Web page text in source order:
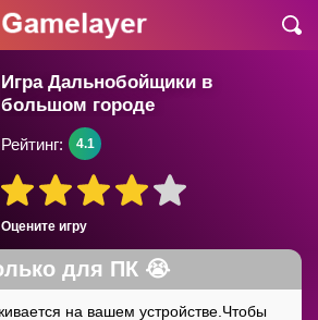
Игра Дальнобойщики в
большом городе
Оцените игру
Рейтинг: 4.1